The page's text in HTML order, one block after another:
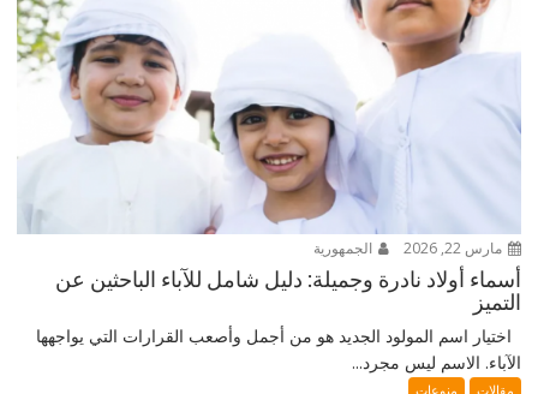
مارس 22, 2026 الجمهورية
أسماء أولاد نادرة وجميلة: دليل شامل للآباء الباحثين عن
التميز
اختيار اسم المولود الجديد هو من أجمل وأصعب القرارات التي يواجهها
الآباء. الاسم ليس مجرد...
مقالات منوعات